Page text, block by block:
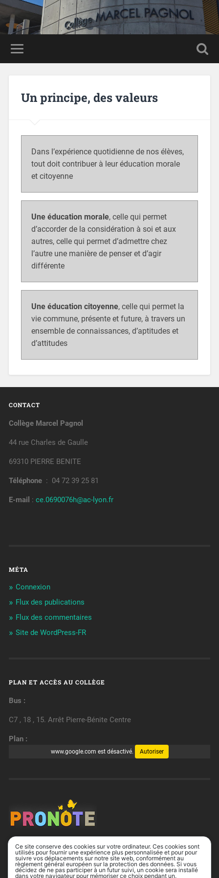
Un principe, des valeurs
Dans l’expérience quotidienne de nos élèves,
tout doit contribuer à leur éducation morale
et citoyenne
Une éducation morale, celle qui permet
d’accorder de la considération à soi et aux
autres, celle qui permet d’admettre chez
l’autre une manière de penser et d’agir
différente
Une éducation citoyenne, celle qui permet la
vie commune, présente et future, à travers un
ensemble de connaissances, d’aptitudes et
d’attitudes
CONTACT
Collège Marcel Pagnol
44 rue Charles de Gaulle
69310 PIERRE BENITE
Téléphone : 04 72 39 25 81
E-mail : ce.0690076h@ac-lyon.fr
MÉTA
Connexion
Flux des publications
Flux des commentaires
Site de WordPress-FR
PLAN ET ACCÈS AU COLLÈGE
Bus :
C7 , 18 , 15. Arrêt Pierre-Bénite Centre
Plan :
www.google.com est désactivé. Autoriser
Ce site conserve des cookies sur votre ordinateur. Ces cookies sont
utilisés pour fournir une expérience plus personnalisée et pour pour
suivre vos déplacements sur notre site web, conformément au
règlement général européen sur la protection des données. Si vous
décidez de ne pas participer à un futur suivi, un cookie sera installé
dans votre navigateur pour mémoriser ce choix pendant un.
Panneau de gestion des cookies